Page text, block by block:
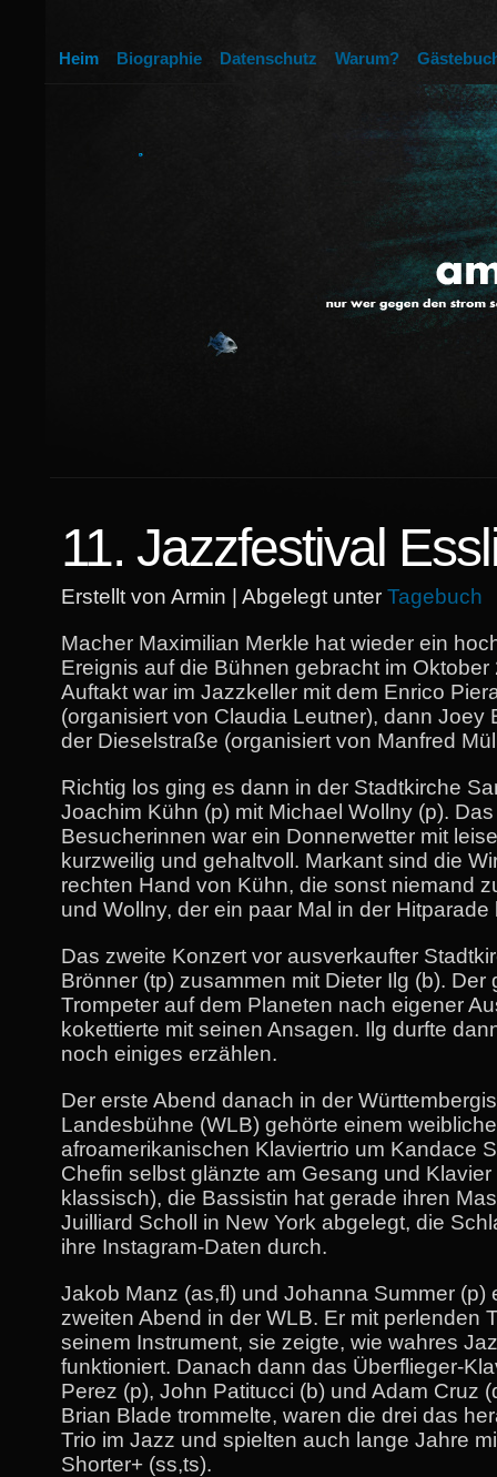
Heim Biographie Datenschutz Warum?
11. Jazzfestival
Erstellt von Armin | Abgelegt unter Tagebuch
Macher Maximilian Merkle hat wieder ein
Ereignis auf die Bühnen gebracht im Oktober
Auftakt war im Jazzkeller mit dem Enrico
(organisiert von Claudia Leutner), dann Joey
der Dieselstraße (organisiert von Manfred
Richtig los ging es dann in der Stadtkirche
Joachim Kühn (p) mit Michael Wollny (p).
Besucherinnen war ein Donnerwetter mit
kurzweilig und gehaltvoll. Markant sind die
rechten Hand von Kühn, die sonst niemand
und Wollny, der ein paar Mal in der Hitparade
Das zweite Konzert vor ausverkaufter
Brönner (tp) zusammen mit Dieter Ilg (b). Der
Trompeter auf dem Planeten nach eigener
kokettierte mit seinen Ansagen. Ilg durfte
noch einiges erzählen.
Der erste Abend danach in der
Landesbühne (WLB) gehörte einem
afroamerikanischen Klaviertrio um Kandace
Chefin selbst glänzte am Gesang und Klavier
klassisch), die Bassistin hat gerade ihren
Juilliard Scholl in New York abgelegt, die
ihre Instagram-Daten durch.
Jakob Manz (as,fl) und Johanna Summer (p)
zweiten Abend in der WLB. Er mit perlenden
seinem Instrument, sie zeigte, wie wahres
funktioniert. Danach dann das Überflieger-
Perez (p), John Patitucci (b) und Adam Cruz
Brian Blade trommelte, waren die drei das
Trio im Jazz und spielten auch lange Jahre
Shorter+ (ss,ts).